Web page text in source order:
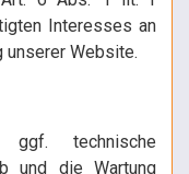
Interesses an
unserer Website.
technische
und die Wartung